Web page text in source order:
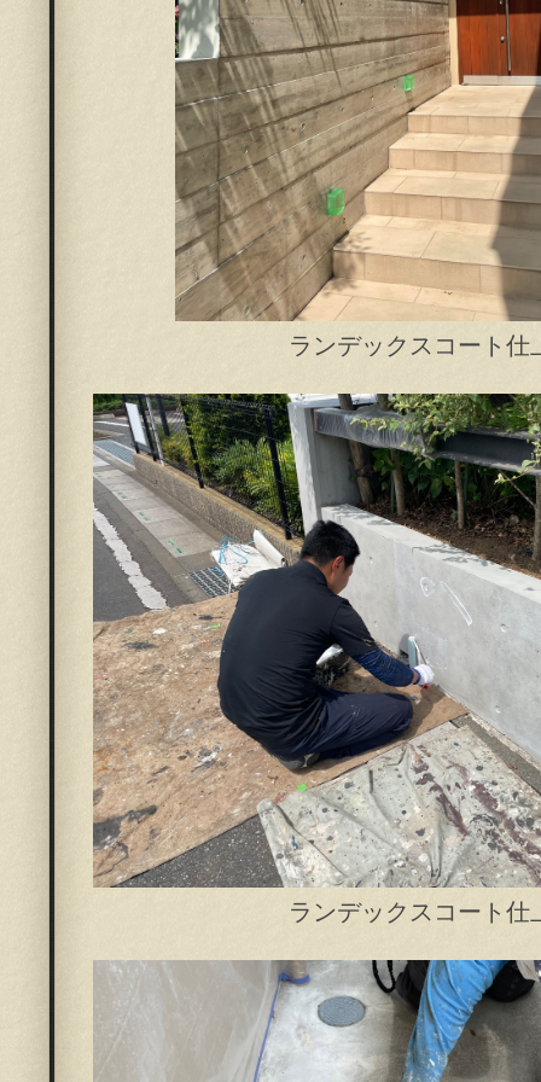
ランデックスコート仕
ランデックスコート仕